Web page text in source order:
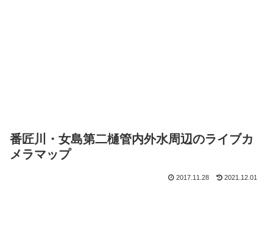
番匠川・女島第二樋管内外水周辺のライブカ
メラマップ
2017.11.28 2021.12.01